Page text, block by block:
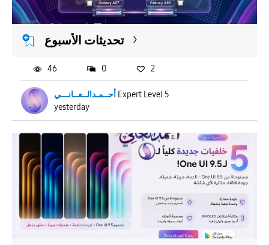
APPLY
تحديثات الأسبوع
أحــمـدالــعــانـــي Expert Level 5
yesterday
46 0 2